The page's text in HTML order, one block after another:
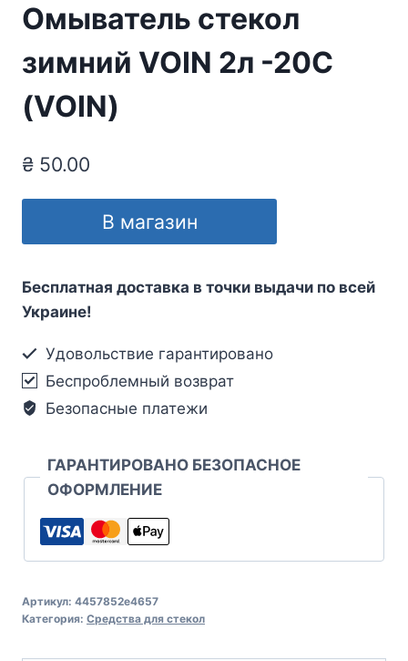
Омыватель стекол
зимний VOIN 2л -20С
(VOIN)
₴ 50.00
В магазин
Бесплатная доставка в точки выдачи по всей
Украине!
Удовольствие гарантировано
Беспроблемный возврат
Безопасные платежи
ГАРАНТИРОВАНО БЕЗОПАСНОЕ
ОФОРМЛЕНИЕ
Артикул: 4457852e4657
Категория: Средства для стекол